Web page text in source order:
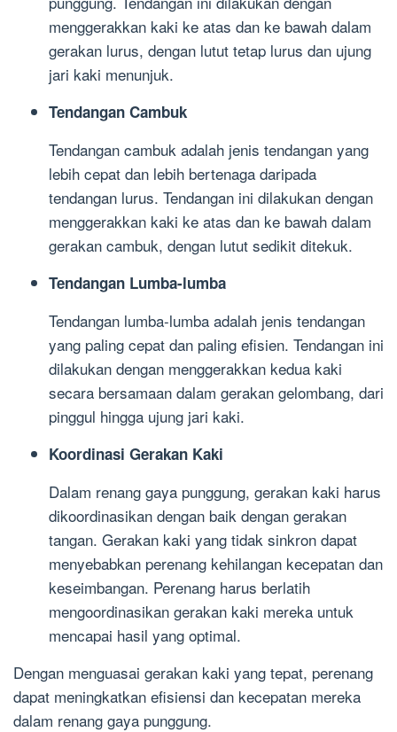
menggerakkan kaki ke atas dan ke bawah dalam
gerakan lurus, dengan lutut tetap lurus dan ujung
jari kaki menunjuk.
Tendangan Cambuk
Tendangan cambuk adalah jenis tendangan yang
lebih cepat dan lebih bertenaga daripada
tendangan lurus. Tendangan ini dilakukan dengan
menggerakkan kaki ke atas dan ke bawah dalam
gerakan cambuk, dengan lutut sedikit ditekuk.
Tendangan Lumba-lumba
Tendangan lumba-lumba adalah jenis tendangan
yang paling cepat dan paling efisien. Tendangan ini
dilakukan dengan menggerakkan kedua kaki
secara bersamaan dalam gerakan gelombang, dari
pinggul hingga ujung jari kaki.
Koordinasi Gerakan Kaki
Dalam renang gaya punggung, gerakan kaki harus
dikoordinasikan dengan baik dengan gerakan
tangan. Gerakan kaki yang tidak sinkron dapat
menyebabkan perenang kehilangan kecepatan dan
keseimbangan. Perenang harus berlatih
mengoordinasikan gerakan kaki mereka untuk
mencapai hasil yang optimal.
Dengan menguasai gerakan kaki yang tepat, perenang
dapat meningkatkan efisiensi dan kecepatan mereka
dalam renang gaya punggung.